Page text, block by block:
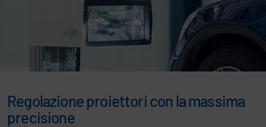
Regolazione proiettori con la massima
precisione